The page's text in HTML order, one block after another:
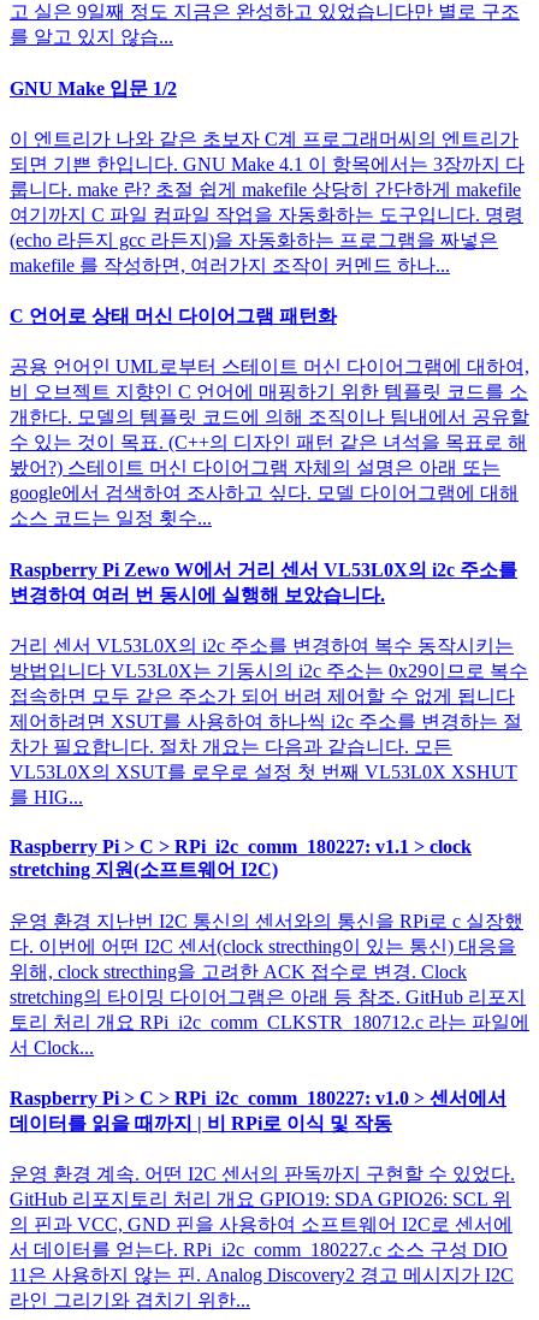
고 실은 9일째 정도 지금은 완성하고 있었습니다만 별로 구조
를 알고 있지 않습...
GNU Make 입문 1/2
이 엔트리가 나와 같은 초보자 C계 프로그래머씨의 엔트리가
되면 기쁜 한입니다. GNU Make 4.1 이 항목에서는 3장까지 다
룹니다. make 란? 초절 쉽게 makefile 상당히 간단하게 makefile
여기까지 C 파일 컴파일 작업을 자동화하는 도구입니다. 명령
(echo 라든지 gcc 라든지)을 자동화하는 프로그램을 짜넣은
makefile 를 작성하면, 여러가지 조작이 커멘드 하나...
C 언어로 상태 머신 다이어그램 패턴화
공용 언어인 UML로부터 스테이트 머신 다이어그램에 대하여,
비 오브젝트 지향인 C 언어에 매핑하기 위한 템플릿 코드를 소
개한다. 모델의 템플릿 코드에 의해 조직이나 팀내에서 공유할
수 있는 것이 목표. (C++의 디자인 패턴 같은 녀석을 목표로 해
봤어?) 스테이트 머신 다이어그램 자체의 설명은 아래 또는
google에서 검색하여 조사하고 싶다. 모델 다이어그램에 대해
소스 코드는 일정 횟수...
Raspberry Pi Zewo W에서 거리 센서 VL53L0X의 i2c 주소를
변경하여 여러 번 동시에 실행해 보았습니다.
거리 센서 VL53L0X의 i2c 주소를 변경하여 복수 동작시키는
방법입니다 VL53L0X는 기동시의 i2c 주소는 0x29이므로 복수
접속하면 모두 같은 주소가 되어 버려 제어할 수 없게 됩니다
제어하려면 XSUT를 사용하여 하나씩 i2c 주소를 변경하는 절
차가 필요합니다. 절차 개요는 다음과 같습니다. 모든
VL53L0X의 XSUT를 로우로 설정 첫 번째 VL53L0X XSHUT
를 HIG...
Raspberry Pi > C > RPi_i2c_comm_180227: v1.1 > clock
stretching 지원(소프트웨어 I2C)
운영 환경 지난번 I2C 통신의 센서와의 통신을 RPi로 c 실장했
다. 이번에 어떤 I2C 센서(clock strecthing이 있는 통신) 대응을
위해, clock strecthing을 고려한 ACK 접수로 변경. Clock
stretching의 타이밍 다이어그램은 아래 등 참조. GitHub 리포지
토리 처리 개요 RPi_i2c_comm_CLKSTR_180712.c 라는 파일에
서 Clock...
Raspberry Pi > C > RPi_i2c_comm_180227: v1.0 > 센서에서
데이터를 읽을 때까지 | 비 RPi로 이식 및 작동
운영 환경 계속. 어떤 I2C 센서의 판독까지 구현할 수 있었다.
GitHub 리포지토리 처리 개요 GPIO19: SDA GPIO26: SCL 위
의 핀과 VCC, GND 핀을 사용하여 소프트웨어 I2C로 센서에
서 데이터를 얻는다. RPi_i2c_comm_180227.c 소스 구성 DIO
11은 사용하지 않는 핀. Analog Discovery2 경고 메시지가 I2C
라인 그리기와 겹치기 위한...